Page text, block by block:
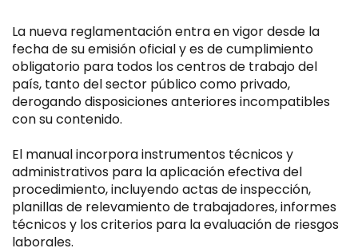
La nueva reglamentación entra en vigor desde la
fecha de su emisión oficial y es de cumplimiento
obligatorio para todos los centros de trabajo del
país, tanto del sector público como privado,
derogando disposiciones anteriores incompatibles
con su contenido.
El manual incorpora instrumentos técnicos y
administrativos para la aplicación efectiva del
procedimiento, incluyendo actas de inspección,
planillas de relevamiento de trabajadores, informes
técnicos y los criterios para la evaluación de riesgos
laborales.